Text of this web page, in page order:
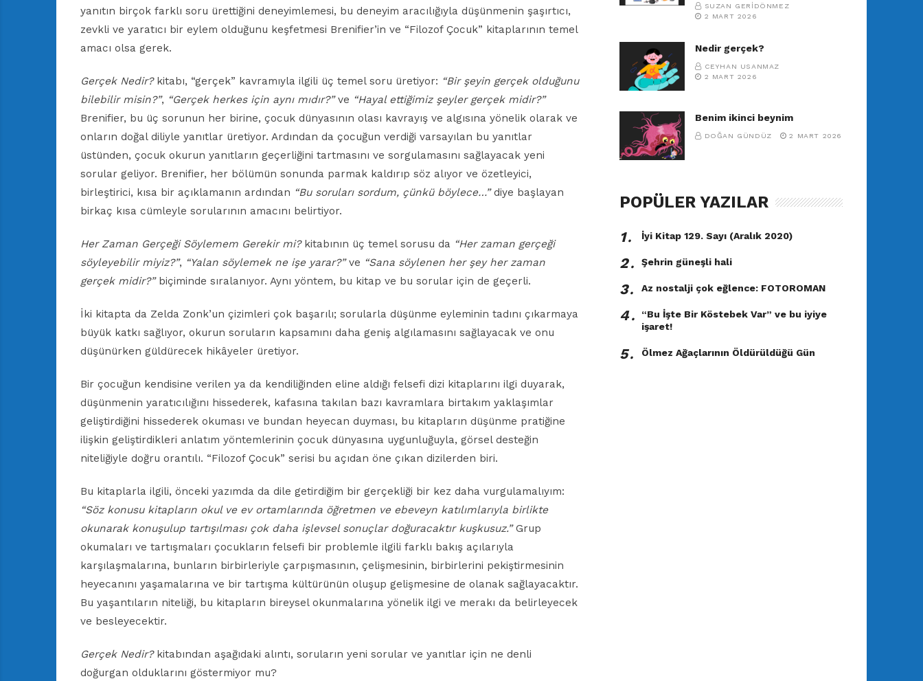
yanıtın birçok farklı soru ürettiğini deneyimlemesi, bu deneyim aracılığıyla düşünmenin şaşırtıcı,
zevkli ve yaratıcı bir eylem olduğunu keşfetmesi Brenifier’in ve “Filozof Çocuk” kitaplarının temel
amacı olsa gerek.
Gerçek Nedir?kitabı, “gerçek” kavramıyla ilgili üç temel soru üretiyor: “Bir şeyin gerçek olduğunu
bilebilir misin?”, “Gerçek herkes için aynı mıdır?”ve “Hayal ettiğimiz şeyler gerçek midir?”
Brenifier, bu üç sorunun her birine, çocuk dünyasının olası kavrayış ve algısına yönelik olarak ve
onların doğal diliyle yanıtlar üretiyor. Ardından da çocuğun verdiği varsayılan bu yanıtlar
üstünden, çocuk okurun yanıtların geçerliğini tartmasını ve sorgulamasını sağlayacak yeni
sorular geliyor. Brenifier, her bölümün sonunda parmak kaldırıp söz alıyor ve özetleyici,
birleştirici, kısa bir açıklamanın ardından “Bu soruları sordum, çünkü böylece…”diye başlayan
birkaç kısa cümleyle sorularının amacını belirtiyor.
Her Zaman Gerçeği Söylemem Gerekir mi?kitabının üç temel sorusu da “Her zaman gerçeği
söyleyebilir miyiz?”, “Yalan söylemek ne işe yarar?”ve “Sana söylenen her şey her zaman
gerçek midir?”biçiminde sıralanıyor. Aynı yöntem, bu kitap ve bu sorular için de geçerli.
İki kitapta da Zelda Zonk’un çizimleri çok başarılı; sorularla düşünme eyleminin tadını çıkarmaya
büyük katkı sağlıyor, okurun soruların kapsamını daha geniş algılamasını sağlayacak ve onu
düşünürken güldürecek hikâyeler üretiyor.
Bir çocuğun kendisine verilen ya da kendiliğinden eline aldığı felsefi dizi kitaplarını ilgi duyarak,
düşünmenin yaratıcılığını hissederek, kafasına takılan bazı kavramlara birtakım yaklaşımlar
geliştirdiğini hissederek okuması ve bundan heyecan duyması, bu kitapların düşünme pratiğine
ilişkin geliştirdikleri anlatım yöntemlerinin çocuk dünyasına uygunluğuyla, görsel desteğin
niteliğiyle doğru orantılı. “Filozof Çocuk” serisi bu açıdan öne çıkan dizilerden biri.
Bu kitaplarla ilgili, önceki yazımda da dile getirdiğim bir gerçekliği bir kez daha vurgulamalıyım:
“Söz konusu kitapların okul ve ev ortamlarında öğretmen ve ebeveyn katılımlarıyla birlikte
okunarak konuşulup tartışılması çok daha işlevsel sonuçlar doğuracaktır kuşkusuz.”Grup
okumaları ve tartışmaları çocukların felsefi bir problemle ilgili farklı bakış açılarıyla
karşılaşmalarına, bunların birbirleriyle çarpışmasının, çelişmesinin, birbirlerini pekiştirmesinin
heyecanını yaşamalarına ve bir tartışma kültürünün oluşup gelişmesine de olanak sağlayacaktır.
Bu yaşantıların niteliği, bu kitapların bireysel okunmalarına yönelik ilgi ve merakı da belirleyecek
ve besleyecektir.
Gerçek Nedir?kitabından aşağıdaki alıntı, soruların yeni sorular ve yanıtlar için ne denli
doğurgan olduklarını göstermiyor mu?
SUZAN GERIDÖNMEZ
2 MART 2026
Nedir gerçek?
CEYHAN USANMAZ
2 MART 2026
Benim ikinci beynim
DOĞAN GÜNDÜZ 2 MART 2026
POPÜLER YAZILAR
1․ İyi Kitap 129. Sayı (Aralık 2020)
2․ Şehrin güneşli hali
3․ Az nostalji çok eğlence: FOTOROMAN
4․
“Bu İşte Bir Köstebek Var” ve bu iyiye
işaret!
5․ Ölmez Ağaçlarının Öldürüldüğü Gün